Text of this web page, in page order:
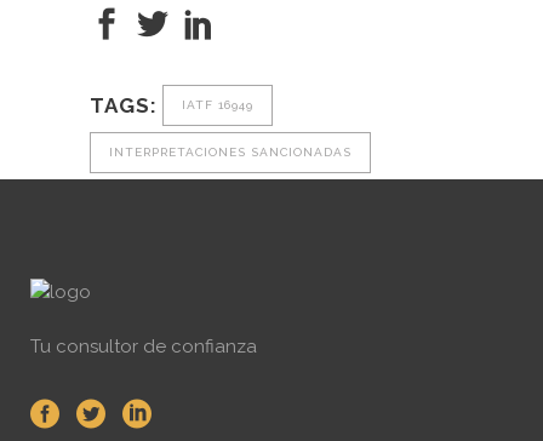
TAGS: IATF 16949
INTERPRETACIONES SANCIONADAS
Tu consultor de confianza